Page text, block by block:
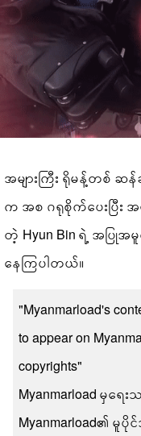
အများကြီး ရိုမန့်တစ်
က အစ ဂရုစိုက်ပေးပြီး
တဲ့ Hyun Bin ရဲ့ အပြုအ
နေကြပါတယ်။
"Myanmarload's
to appear on
copyrights"
Myanmarload မှရေ
Myanmarload၏ မူပိုင်